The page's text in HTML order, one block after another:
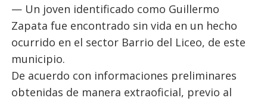
— Un joven identificado como Guillermo
Zapata fue encontrado sin vida en un hecho
ocurrido en el sector Barrio del Liceo, de este
municipio.
De acuerdo con informaciones preliminares
obtenidas de manera extraoficial, previo al